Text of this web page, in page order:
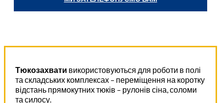
Тюкозахвати використовуються для роботи в полі
та складських комплексах – переміщення на коротку
відстань прямокутних тюків – рулонів сіна, соломи
та силосу.